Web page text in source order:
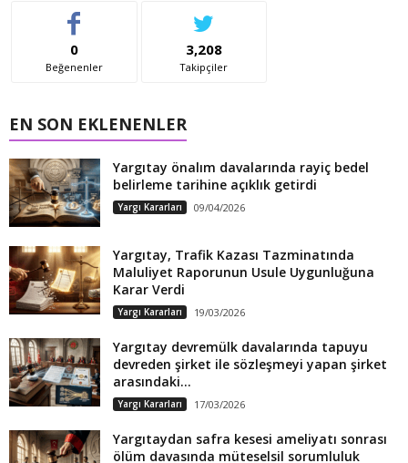
0
Beğenenler
3,208
Takipçiler
EN SON EKLENENLER
Yargıtay önalım davalarında rayiç bedel
belirleme tarihine açıklık getirdi
Yargı Kararları 09/04/2026
Yargıtay, Trafik Kazası Tazminatında
Maluliyet Raporunun Usule Uygunluğuna
Karar Verdi
Yargı Kararları 19/03/2026
Yargıtay devremülk davalarında tapuyu
devreden şirket ile sözleşmeyi yapan şirket
arasındaki...
Yargı Kararları 17/03/2026
Yargıtaydan safra kesesi ameliyatı sonrası
ölüm davasında müteselsil sorumluluk